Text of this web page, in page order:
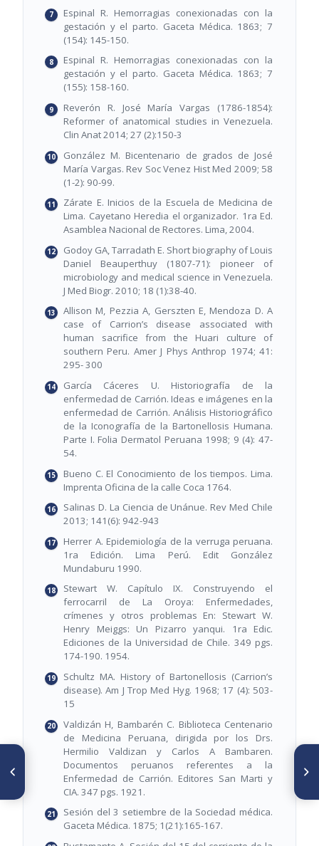
Espinal R. Hemorragias conexionadas con la
gestación y el parto. Gaceta Médica. 1863; 7
(154): 145-150.
Espinal R. Hemorragias conexionadas con la
gestación y el parto. Gaceta Médica. 1863; 7
(155): 158-160.
Reverón R. José María Vargas (1786-1854):
Reformer of anatomical studies in Venezuela.
Clin Anat 2014; 27 (2):150-3
González M. Bicentenario de grados de José
María Vargas. Rev Soc Venez Hist Med 2009; 58
(1-2): 90-99.
Zárate E. Inicios de la Escuela de Medicina de
Lima. Cayetano Heredia el organizador. 1ra Ed.
Asamblea Nacional de Rectores. Lima, 2004.
Godoy GA, Tarradath E. Short biography of Louis
Daniel Beauperthuy (1807-71): pioneer of
microbiology and medical science in Venezuela.
J Med Biogr. 2010; 18 (1):38-40.
Allison M, Pezzia A, Gerszten E, Mendoza D. A
case of Carrion’s disease associated with
human sacrifice from the Huari culture of
southern Peru. Amer J Phys Anthrop 1974; 41:
295- 300
García Cáceres U. Historiografía de la
enfermedad de Carrión. Ideas e imágenes en la
enfermedad de Carrión. Análisis Historiográfico
de la Iconografía de la Bartonellosis Humana.
Parte I. Folia Dermatol Peruana 1998; 9 (4): 47-
54.
Bueno C. El Conocimiento de los tiempos. Lima.
Imprenta Oficina de la calle Coca 1764.
Salinas D. La Ciencia de Unánue. Rev Med Chile
2013; 141(6): 942-943
Herrer A. Epidemiología de la verruga peruana.
1ra Edición. Lima Perú. Edit González
Mundaburu 1990.
Stewart W. Capítulo IX. Construyendo el
ferrocarril de La Oroya: Enfermedades,
crímenes y otros problemas En: Stewart W.
Henry Meiggs: Un Pizarro yanqui. 1ra Edic.
Ediciones de la Universidad de Chile. 349 pgs.
174-190. 1954.
Schultz MA. History of Bartonellosis (Carrion’s
disease). Am J Trop Med Hyg. 1968; 17 (4): 503-
15
Valdizán H, Bambarén C. Biblioteca Centenario
de Medicina Peruana, dirigida por los Drs.
Hermilio Valdizan y Carlos A Bambaren.
Documentos peruanos referentes a la
Enfermedad de Carrión. Editores San Marti y
CIA. 347 pgs. 1921.
Sesión del 3 setiembre de la Sociedad médica.
Gaceta Médica. 1875; 1(21):165-167.
Francisco Isnardi: No todo era
SIGUIENTE ARTÍCULO
Colección temática referida a
la salud. Personajes e